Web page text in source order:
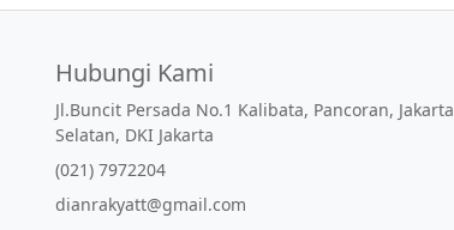
Hubungi Kami
Jl.Buncit Persada No.1 Kalibata, Pancoran, Jakarta
Selatan, DKI Jakarta
(021) 7972204
dianrakyatt@gmail.com